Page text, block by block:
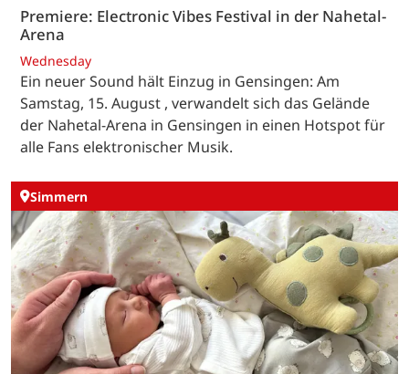
Premiere: Electronic Vibes Festival in der Nahetal-
Arena
Wednesday
Ein neuer Sound hält Einzug in Gensingen: Am
Samstag, 15. August , verwandelt sich das Gelände
der Nahetal-Arena in Gensingen in einen Hotspot für
alle Fans elektronischer Musik.
Simmern